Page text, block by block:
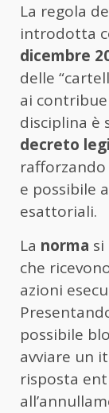
La regola
introdotta
dicembre
delle
ai
disciplina è
decreto
e possibile
esattoriali.
La norma
che
azioni
possibile
avviare un
risposta